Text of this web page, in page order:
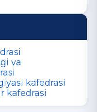
va
kafedrasi
kafedrasi